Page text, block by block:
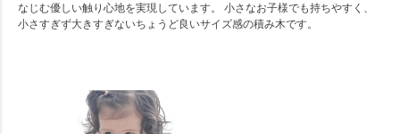
なじむ優しい触り心地を実現しています。 小さなお子様でも持ちやすく、
小さすぎず大きすぎないちょうど良いサイズ感の積み木です。